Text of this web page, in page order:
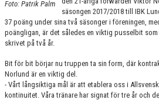
KONTAKT
MATCHER
SKÅNEMÄSTERSKAPEN 21/22
Foto: Patrik Palm
säsongen 2017/2018 till IBK
37 poäng under sina två säsonger i föreningen,
poängligan, är det således en viktig pusselbit
skrivet på två år.
Bit för bit börjar nu truppen ta sin form, där
Norlund är en viktig del.
- Vårt långsiktiga mål är att etablera oss i
kontinuitet. Våra tränare har signat för tre år och